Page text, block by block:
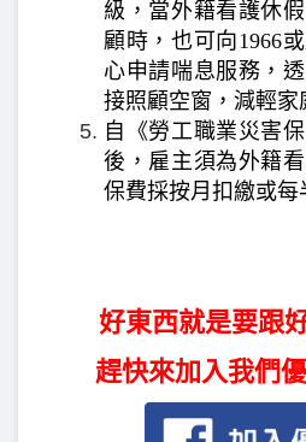
級，當外籍看護休
顧時，也可向1966
心申請喘息服務，
接照顧空窗，減輕家
自《勞工職業災害
後，雇主須為外籍
保費採按月扣繳或每
好東西就是要跟
趕快來加入我們